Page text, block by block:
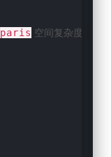
paris 空间复杂度为常